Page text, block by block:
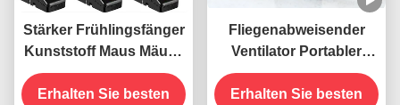
Stärker Frühlingsfänger
Kunststoff Maus Mäuse
Ratten-Snap-Falle
Erhalten Sie besten
Fliegenabweisender
Ventilator Portabler
Tisch Fliegen mit
weichen Klingen ABS
Erhalten Sie besten